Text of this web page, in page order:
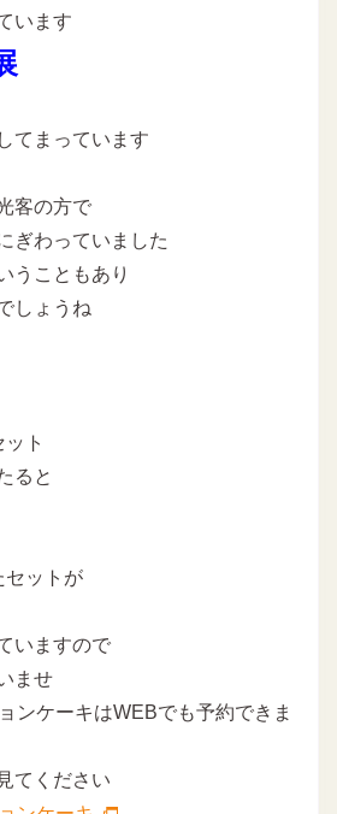
います
てまっています
客の方で
ぎわっていました
うこともあり
しょうね
ト
ると
セットが
いますので
ませ
ンケーキはWEBでも予約できま
てください